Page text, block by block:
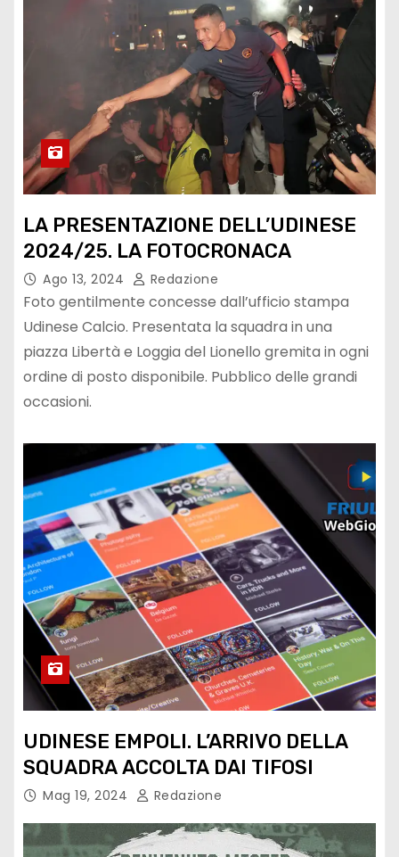
LA PRESENTAZIONE DELL’UDINESE
2024/25. LA FOTOCRONACA
Ago 13, 2024 Redazione
Foto gentilmente concesse dall’ufficio stampa
Udinese Calcio. Presentata la squadra in una
piazza Libertà e Loggia del Lionello gremita in ogni
ordine di posto disponibile. Pubblico delle grandi
occasioni.
UDINESE EMPOLI. L’ARRIVO DELLA
SQUADRA ACCOLTA DAI TIFOSI
Mag 19, 2024 Redazione